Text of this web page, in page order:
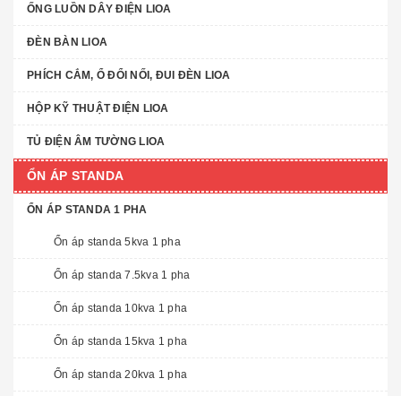
ỐNG LUỒN DÂY ĐIỆN LIOA
ĐÈN BÀN LIOA
PHÍCH CẮM, Ổ ĐỔI NỐI, ĐUI ĐÈN LIOA
HỘP KỸ THUẬT ĐIỆN LIOA
TỦ ĐIỆN ÂM TƯỜNG LIOA
ỔN ÁP STANDA
ỔN ÁP STANDA 1 PHA
Ổn áp standa 5kva 1 pha
Ổn áp standa 7.5kva 1 pha
Ổn áp standa 10kva 1 pha
Ổn áp standa 15kva 1 pha
Ổn áp standa 20kva 1 pha